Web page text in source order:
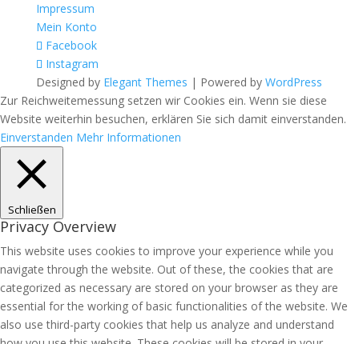
Impressum
Mein Konto
Facebook
Instagram
Designed by Elegant Themes | Powered by WordPress
Zur Reichweitemessung setzen wir Cookies ein. Wenn sie diese
Website weiterhin besuchen, erklären Sie sich damit einverstanden.
Einverstanden Mehr Informationen
Schließen
Privacy Overview
This website uses cookies to improve your experience while you
navigate through the website. Out of these, the cookies that are
categorized as necessary are stored on your browser as they are
essential for the working of basic functionalities of the website. We
also use third-party cookies that help us analyze and understand